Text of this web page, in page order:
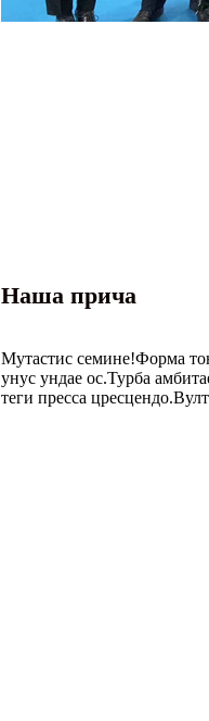
Наша прича
Мутастис семине!Форма
унус ундае ос.Турба
теги пресса